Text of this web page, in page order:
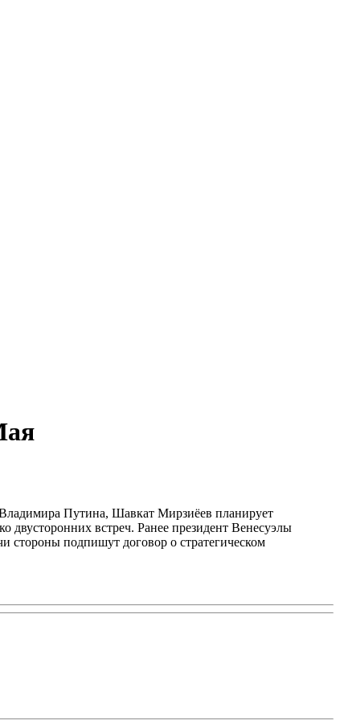
Путина, Шавкат Мирзиёев планирует
двусторонних встреч. Ранее президент Венесуэлы
стороны подпишут договор о стратегическом